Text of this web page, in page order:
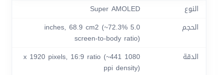
النوع
Super AMOLED
الحجم
5.0 inches, 68.9 cm2 (~72.3%
screen-to-body ratio)
الدقة
1080 x 1920 pixels, 16:9 ratio (~441
ppi density)